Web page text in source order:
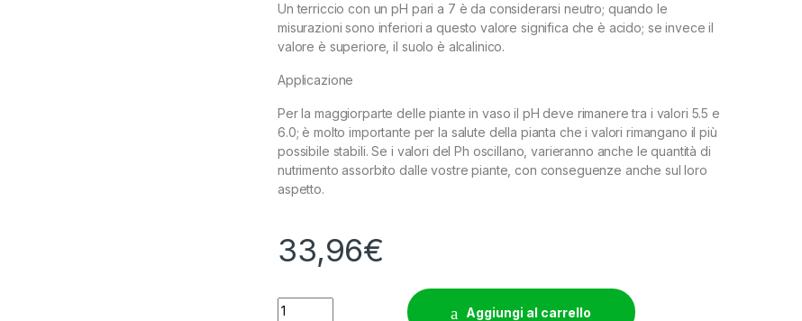
Un terriccio con un pH pari a 7 è da considerarsi neutro; quando le
misurazioni sono inferiori a questo valore significa che è acido; se invece il
valore è superiore, il suolo è alcalinico.
Applicazione
Per la maggiorparte delle piante in vaso il pH deve rimanere tra i valori 5.5 e
6.0; è molto importante per la salute della pianta che i valori rimangano il più
possibile stabili. Se i valori del Ph oscillano, varieranno anche le quantità di
nutrimento assorbito dalle vostre piante, con conseguenze anche sul loro
aspetto.
33,96€
HY PRO PH- 5L quantity
Aggiungi al carrello